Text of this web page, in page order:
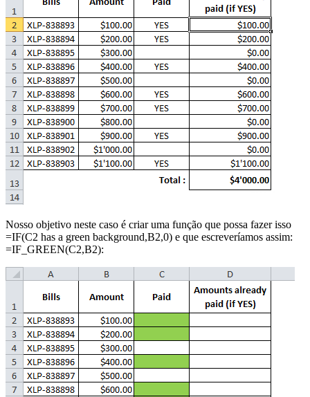
Nosso objetivo neste caso é criar uma função que possa fazer isso
=IF(C2 has a green background,B2,0) e que escreveríamos assim:
=IF_GREEN(C2,B2):